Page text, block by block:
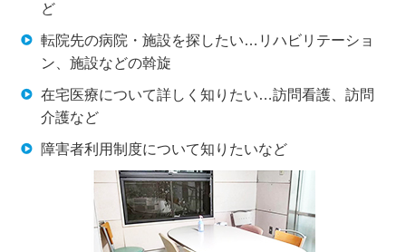
ど
転院先の病院・施設を探したい…リハビリテーショ
ン、施設などの斡旋
在宅医療について詳しく知りたい…訪問看護、訪問
介護など
障害者利用制度について知りたいなど